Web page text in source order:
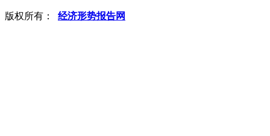
版权所有： 经济形势报告网